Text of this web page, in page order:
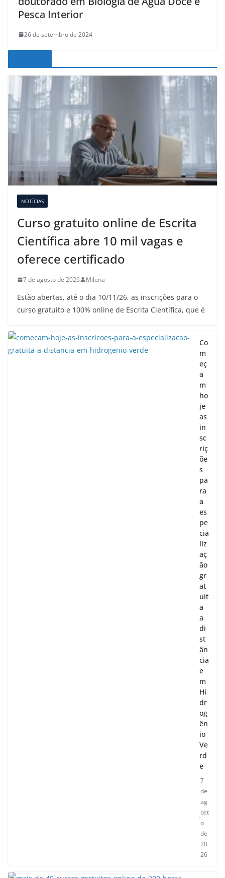
Pesca Interior
26 de setembro de 2024
NOTÍCIAS
Curso gratuito online de Escrita
Científica abre 10 mil vagas e
oferece certificado
7 de agosto de 2026 Milena
Estão abertas, até o dia 10/11/26, as inscrições para o
curso gratuito e 100% online de Escrita Científica, que é
Co
m
eç
a
m
ho
je
as
in
sc
riç
õe
s
pa
ra
a
es
pe
cia
liz
aç
ão
gr
at
uit
a
a
di
st
ân
cia
e
m
Hi
dr
og
ên
io
Ve
rd
e
7
de
ag
ost
o
de
20
26